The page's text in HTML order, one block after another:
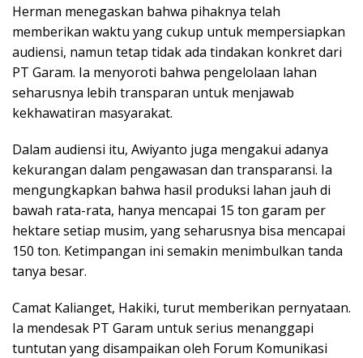
Herman menegaskan bahwa pihaknya telah
memberikan waktu yang cukup untuk mempersiapkan
audiensi, namun tetap tidak ada tindakan konkret dari
PT Garam. Ia menyoroti bahwa pengelolaan lahan
seharusnya lebih transparan untuk menjawab
kekhawatiran masyarakat.
Dalam audiensi itu, Awiyanto juga mengakui adanya
kekurangan dalam pengawasan dan transparansi. Ia
mengungkapkan bahwa hasil produksi lahan jauh di
bawah rata-rata, hanya mencapai 15 ton garam per
hektare setiap musim, yang seharusnya bisa mencapai
150 ton. Ketimpangan ini semakin menimbulkan tanda
tanya besar.
Camat Kalianget, Hakiki, turut memberikan pernyataan.
Ia mendesak PT Garam untuk serius menanggapi
tuntutan yang disampaikan oleh Forum Komunikasi